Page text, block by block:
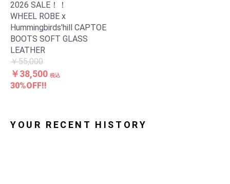
2026 SALE！！
WHEEL ROBE x
Hummingbirds'hill CAPTOE
BOOTS SOFT GLASS
LEATHER
￥55,000
￥38,500 税込
30%OFF!!
お買い物を続ける
YOUR RECENT HISTORY